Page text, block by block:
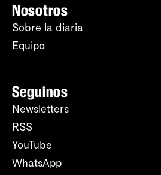
Nosotros
Sobre la diaria
Equipo
Seguinos
Newsletters
RSS
YouTube
WhatsApp